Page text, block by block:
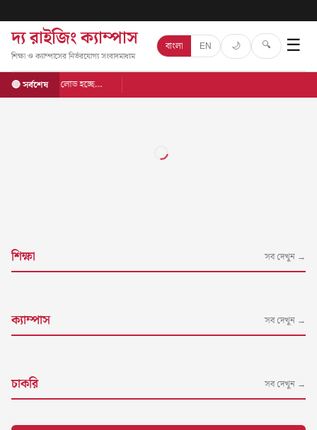
দ্য রাইজিং ক্যাম্পাস
শিক্ষা ও ক্যাম্পাসের নির্ভরযোগ্য সংবাদমাধ্যম
বাংলা EN 🌙 🔍 ☰
🔴 সর্বশেষ লোড হচ্ছে…
শিক্ষা সব দেখুন →
ক্যাম্পাস সব দেখুন →
চাকরি সব দেখুন →